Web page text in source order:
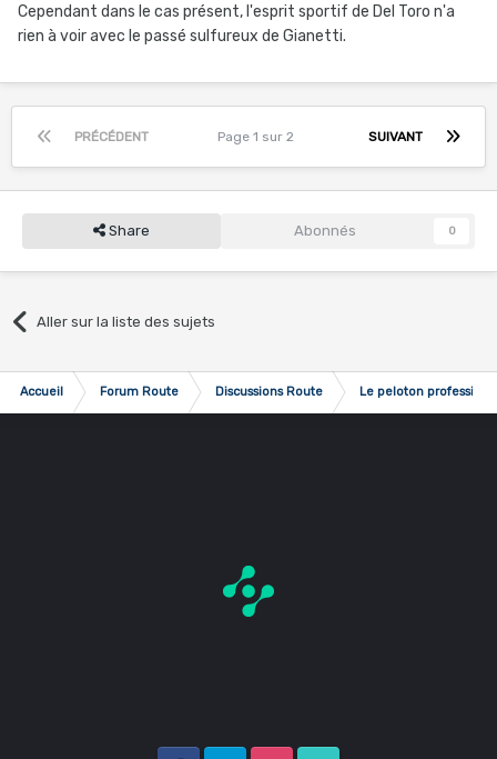
Cependant dans le cas présent, l'esprit sportif de Del Toro n'a
rien à voir avec le passé sulfureux de Gianetti.
PRÉCÉDENT SUIVANT
Page 1 sur 2
Share Abonnés 0
Aller sur la liste des sujets
Accueil Forum Route Discussions Route Le peloton